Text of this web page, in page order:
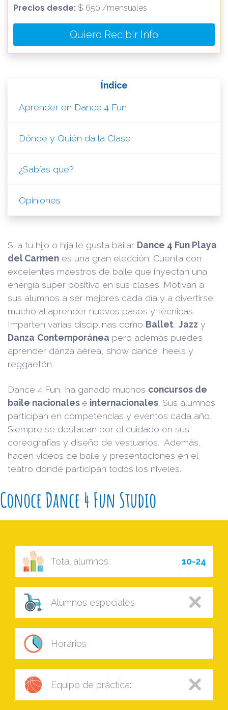
Precios desde: $ 650 /mensuales
Quiero Recibir Info
Índice
Aprender en Dance 4 Fun
Dónde y Quién da la Clase
¿Sabías que?
Opiniones
Si a tu hijo o hija le gusta bailar Dance 4 Fun Playa
del Carmen es una gran elección. Cuenta con
excelentes maestros de baile que inyectan una
energía súper positiva en sus clases. Motivan a
sus alumnos a ser mejores cada día y a divertirse
mucho al aprender nuevos pasos y técnicas.
Imparten varias disciplinas como Ballet Jazz y
Danza Contemporánea pero además puedes
aprender danza aérea, show dance, heels y
reggaetón.
Dance 4 Fun ha ganado muchos concursos de
baile nacionales e internacionales . Sus alumnos
participan en competencias y eventos cada año.
Siempre se destacan por el cuidado en sus
coreografías y diseño de vestuarios. Además,
hacen videos de baile y presentaciones en el
teatro donde participan todos los niveles.
Conoce Dance 4 Fun Studio
Total alumnos: 10-24
Alumnos especiales
Horarios
Equipo de práctica: